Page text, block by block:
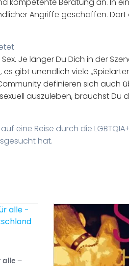
kompetente Beratung an. In
Angriffe geschaffen.
Je länger Du Dich in der
gibt unendlich viele
definieren sich auch
auszuleben, brauchst Du
eine Reise durch die
hat.
alle –